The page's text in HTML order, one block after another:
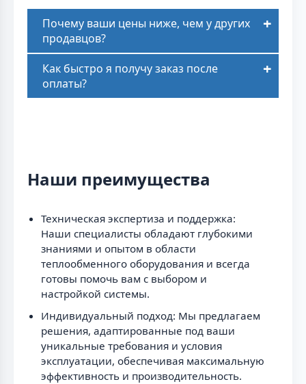
Почему ваши цены ниже, чем у других
продавцов?
Как быстро я получу заказ после
оплаты?
Наши преимущества
Техническая экспертиза и поддержка:
Наши специалисты обладают глубокими
знаниями и опытом в области
теплообменного оборудования и всегда
готовы помочь вам с выбором и
настройкой системы.
Индивидуальный подход: Мы предлагаем
решения, адаптированные под ваши
уникальные требования и условия
эксплуатации, обеспечивая максимальную
эффективность и производительность.